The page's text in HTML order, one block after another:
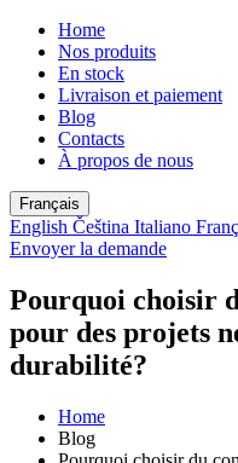
Home
Nos produits
En stock
Livraison et paiement
Blog
Contacts
À propos de nous
Français
English Čeština Italiano
Envoyer la demande
Pourquoi choisir
pour des projets
durabilité?
Home
Blog